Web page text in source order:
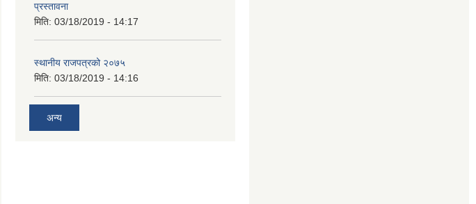
प्रस्तावना
मिति: 03/18/2019 - 14:17
स्थानीय राजपत्रको २०७५
मिति: 03/18/2019 - 14:16
अन्य